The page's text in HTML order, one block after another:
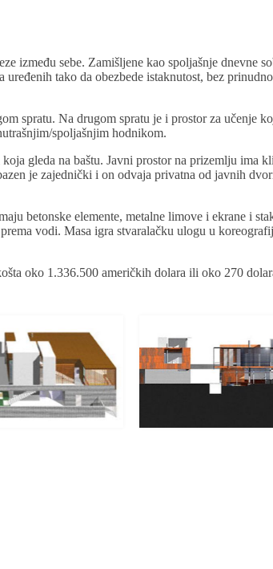
između sebe. Zamišljene kao spoljašnje dnevne
tako da obezbede istaknutost, bez
spratu. Na drugom spratu je i prostor za učenje
spoljašnjim hodnikom.
gleda na baštu. Javni prostor na prizemlju ima
je zajednički i on odvaja privatna od javnih
betonske elemente, metalne limove i ekrane i
vodi. Masa igra stvaralačku ulogu u
oko 1.336.500 američkih dolara ili oko 270